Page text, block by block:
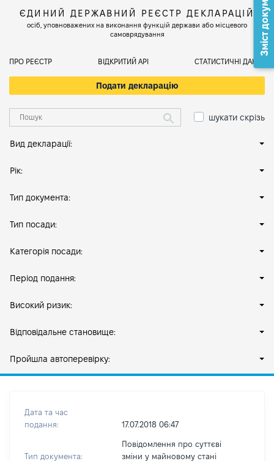
ЄДИНИЙ ДЕРЖАВНИЙ РЕЄСТР ДЕКЛАРАЦІЙ
осіб, уповноважених на виконання функцій держави або місцевого
самоврядування
ПРО РЕЄСТР ВІДКРИТИЙ АРІ СТАТИСТИЧНІ ДАНІ
Подати декларацію
шукати скрізь
Вид декларації:
Рік:
Тип документа:
Тип посади:
Категорія посади:
Період подання:
Високий ризик:
Відповідальне становище:
Пройшла автоперевірку:
Дата та час
подання:
17.07.2018 06:47
Тип документа:
Повідомлення про суттєві
зміни y майновому стані
Зміст документа